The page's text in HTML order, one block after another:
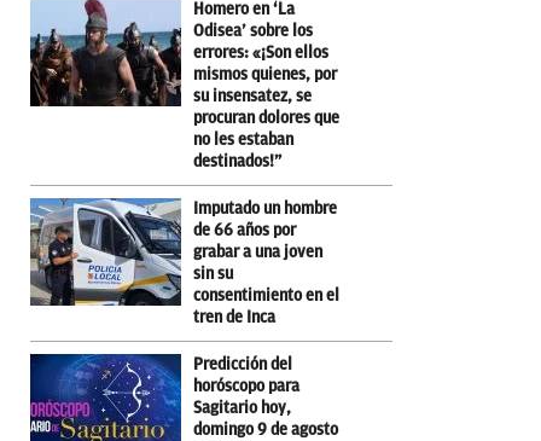
Homero en ‘La
Odisea’ sobre los
errores: «¡Son ellos
mismos quienes, por
su insensatez, se
procuran dolores que
no les estaban
destinados!”
Imputado un hombre
de 66 años por
grabar a una joven
sin su
consentimiento en el
tren de Inca
Predicción del
horóscopo para
Sagitario hoy,
domingo 9 de agosto